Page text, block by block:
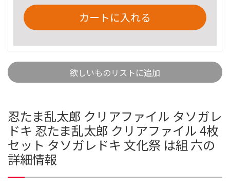
カートに入れる
欲しいものリストに追加
忍たま乱太郎 クリアファイル タソガレ
ドキ 忍たま乱太郎 クリアファイル 4枚
セット タソガレドキ 文化祭 は組 六の
詳細情報